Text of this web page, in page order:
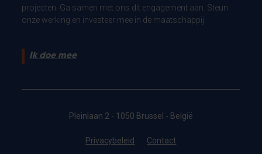
projecten. Ga samen met ons dit engagement aan. Steun
onze werking en investeer mee in de maatschappij.
Ik doe mee
Pleinlaan 2 - 1050 Brussel - België
Privacybeleid Contact